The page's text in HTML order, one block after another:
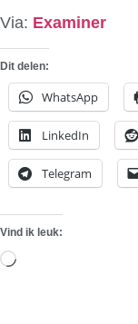
Via: Examiner
Dit delen:
WhatsApp
LinkedIn
Telegram
Vind ik leuk:
Aan